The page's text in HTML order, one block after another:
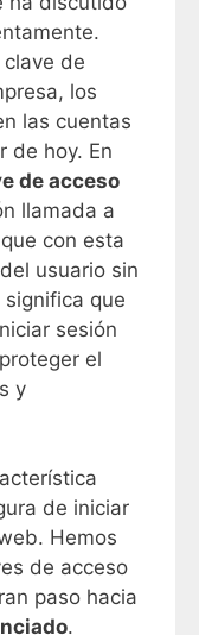
de
los
las cuentas
de hoy. En
de acceso
llamada a
con esta
usuario sin
que
sesión
el
y
de iniciar
Hemos
de acceso
paso hacia
.